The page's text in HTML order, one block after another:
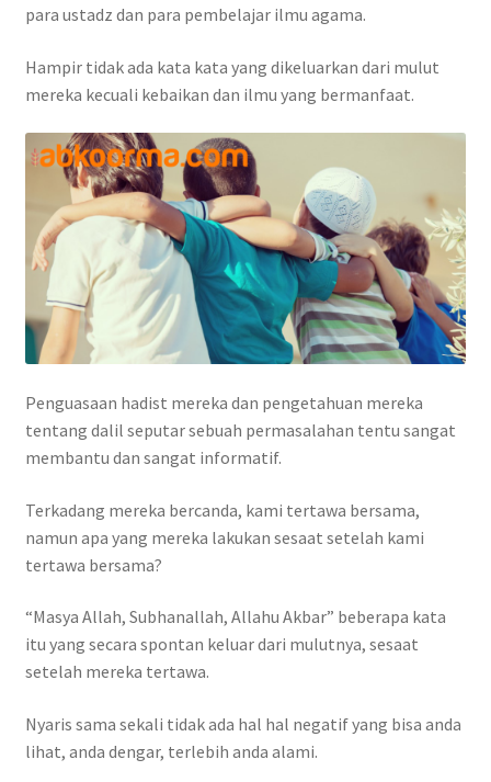
para ustadz dan para pembelajar ilmu agama.
Hampir tidak ada kata kata yang dikeluarkan dari mulut
mereka kecuali kebaikan dan ilmu yang bermanfaat.
Penguasaan hadist mereka dan pengetahuan mereka
tentang dalil seputar sebuah permasalahan tentu sangat
membantu dan sangat informatif.
Terkadang mereka bercanda, kami tertawa bersama,
namun apa yang mereka lakukan sesaat setelah kami
tertawa bersama?
“Masya Allah, Subhanallah, Allahu Akbar” beberapa kata
itu yang secara spontan keluar dari mulutnya, sesaat
setelah mereka tertawa.
Nyaris sama sekali tidak ada hal hal negatif yang bisa anda
lihat, anda dengar, terlebih anda alami.